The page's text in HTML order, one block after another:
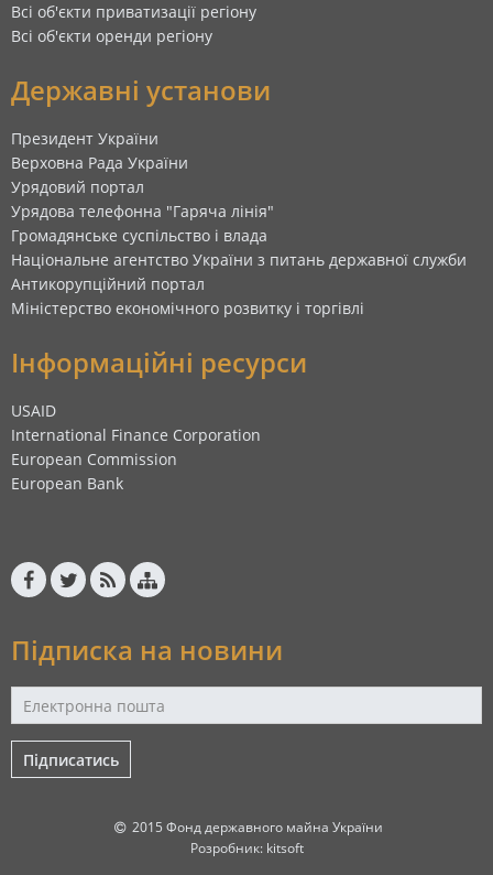
Всі об'єкти приватизації регіону
Всі об'єкти оренди регіону
Державні установи
Президент України
Верховна Рада України
Урядовий портал
Урядова телефонна "Гаряча лінія"
Громадянське суспільство і влада
Національне агентство України з питань державної служби
Антикорупційний портал
Міністерство економічного розвитку і торгівлі
Інформаційні ресурси
USAID
International Finance Corporation
European Commission
European Bank
Підписка на новини
Підписатись
2015 Фонд державного майна України
Розробник: kitsoft